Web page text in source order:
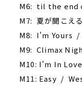
M6: til the end
M7: 夏が聞こ
M8: I'm Yours /
M9: Climax
M10: I'm In
M11: Easy /